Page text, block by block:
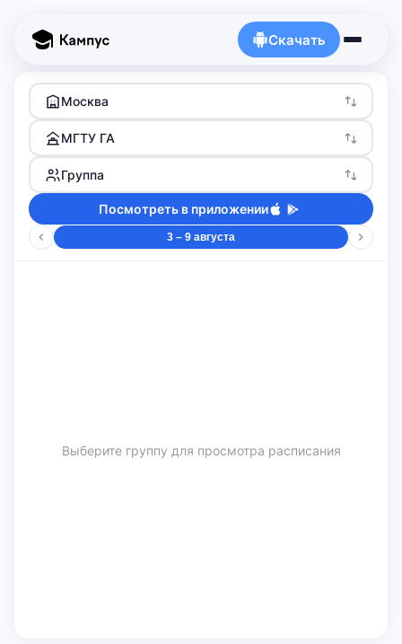
Скачать
Москва
МГТУ ГА
Группа
Посмотреть в приложении
3 – 9 августа
Выберите группу для просмотра расписания